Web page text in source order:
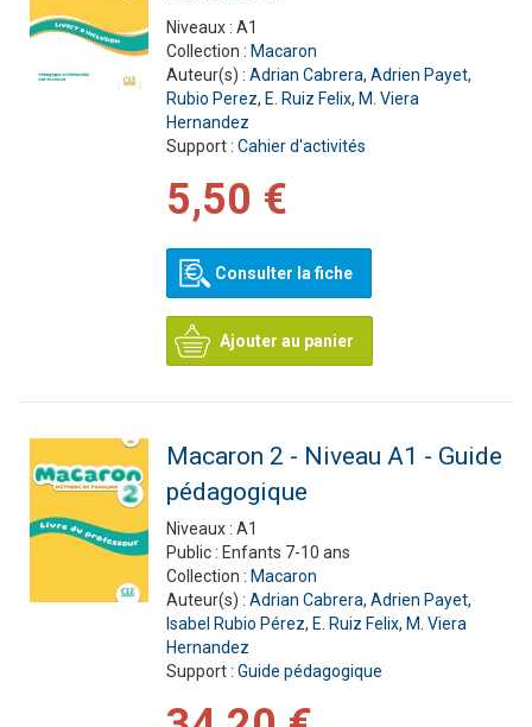
Niveaux : A1
Collection : Macaron
Auteur(s) : Adrian Cabrera, Adrien Payet,
Rubio Perez, E. Ruiz Felix, M. Viera
Hernandez
Support : Cahier d'activités
5,50 €
Consulter la fiche
Ajouter au panier
Macaron 2 - Niveau A1 - Guide
pédagogique
Niveaux : A1
Public : Enfants 7-10 ans
Collection : Macaron
Auteur(s) : Adrian Cabrera, Adrien Payet,
Isabel Rubio Pérez, E. Ruiz Felix, M. Viera
Hernandez
Support : Guide pédagogique